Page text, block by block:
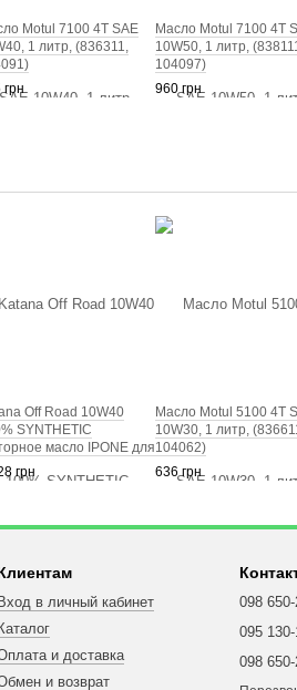
Motul 7100 4T SAE
1 литр, (836311,
грн
Масло Motul 7100 4T
10W50, 1 литр,
104097)
960 грн
Off Road 10W40
SYNTHETIC
масло IPONE для
800017
грн
Масло Motul 5100 4T
10W30, 1 литр,
104062)
636 грн
Вход в личный кабинет
Каталог
и доставка
и возврат
098
095
098